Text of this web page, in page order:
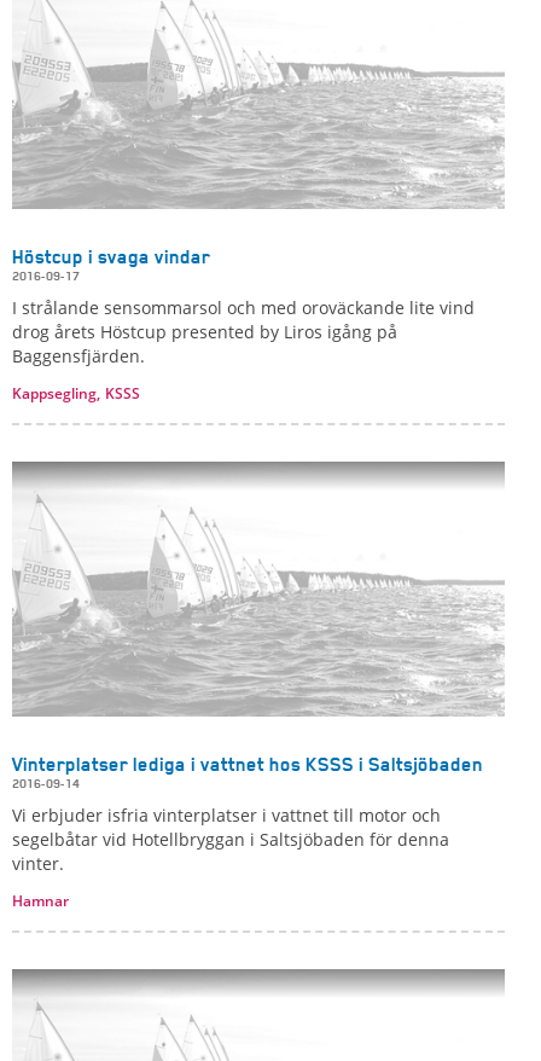
Höstcup i svaga vindar
2016-09-17
I strålande sensommarsol och med oroväckande lite vind
drog årets Höstcup presented by Liros igång på
Baggensfjärden.
Kappsegling, KSSS
Vinterplatser lediga i vattnet hos KSSS i Saltsjöbaden
2016-09-14
Vi erbjuder isfria vinterplatser i vattnet till motor och
segelbåtar vid Hotellbryggan i Saltsjöbaden för denna
vinter.
Hamnar